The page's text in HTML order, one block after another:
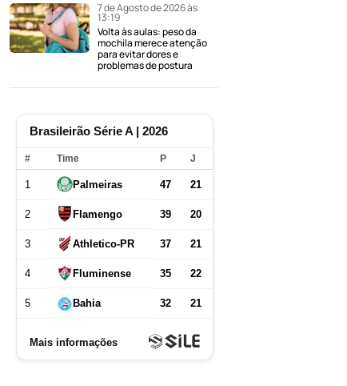
7 de Agosto de 2026 às
13:19
Volta às aulas: peso da
mochila merece atenção
para evitar dores e
problemas de postura